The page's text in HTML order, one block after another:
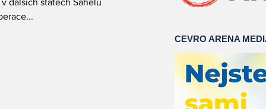
dalších státech Sahelu
CEVRO ARENA